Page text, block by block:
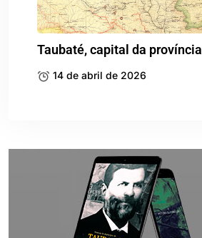
Taubaté, capital da província
14 de abril de 2026